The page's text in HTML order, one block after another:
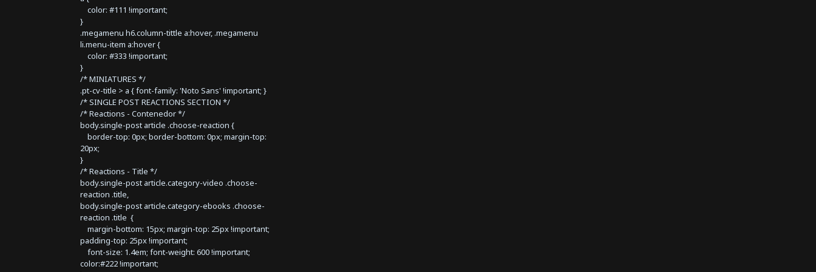
color: #111 !important;
}
.megamenu h6.column-tittle a:hover, .megamenu
li.menu-item a:hover {
color: #333 !important;
}
/* MINIATURES */
.pt-cv-title > a { font-family: 'Noto Sans' !important; }
/* SINGLE POST REACTIONS SECTION */
/* Reactions - Contenedor */
body.single-post article .choose-reaction {
border-top: 0px; border-bottom: 0px; margin-top:
20px;
}
/* Reactions - Title */
body.single-post article.category-video .choose-
reaction .title,
body.single-post article.category-ebooks .choose-
reaction .title {
margin-bottom: 15px; margin-top: 25px !important;
padding-top: 25px !important;
font-size: 1.4em; font-weight: 600 !important;
color:#222 !important;